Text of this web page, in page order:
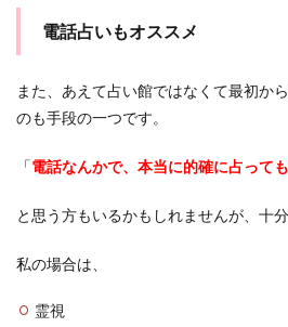
電話占いもオススメ
また、あえて占い館ではなくて最初か
のも手段の一つです。
「電話なんかで、本当に的確に占って
と思う方もいるかもしれませんが、十分
私の場合は、
霊視